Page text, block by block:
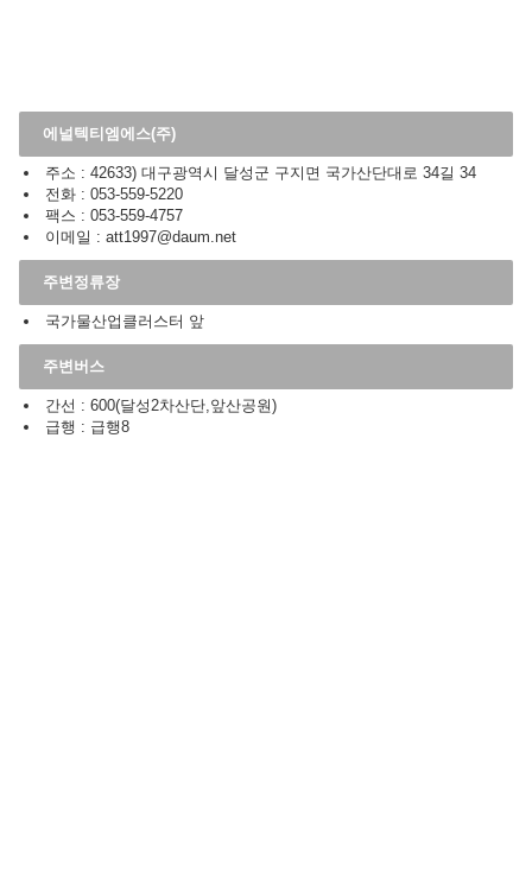
에널텍티엠에스(주)
주소 : 42633) 대구광역시 달성군 구지면 국가산단대로 34길 34
전화 : 053-559-5220
팩스 : 053-559-4757
이메일 : att1997@daum.net
주변정류장
국가물산업클러스터 앞
주변버스
간선 : 600(달성2차산단,앞산공원)
급행 : 급행8